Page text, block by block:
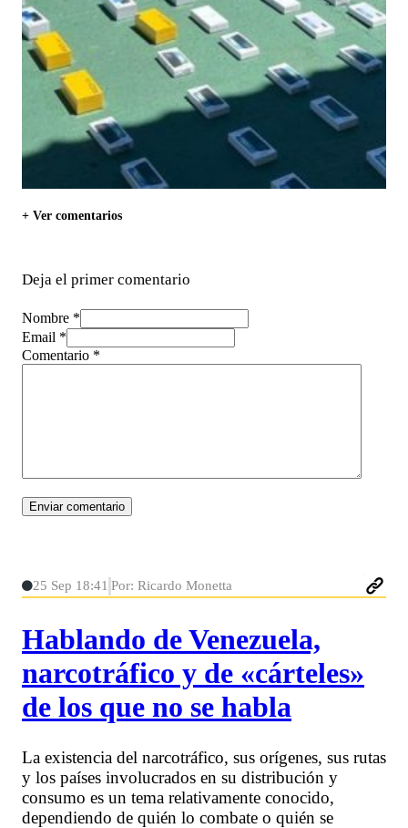
+ Ver comentarios
Deja el primer comentario
Nombre *
Email *
Comentario *
25 Sep 18:41 Por: Ricardo Monetta
Hablando de Venezuela,
narcotráfico y de «cárteles»
de los que no se habla
La existencia del narcotráfico, sus orígenes, sus rutas
y los países involucrados en su distribución y
consumo es un tema relativamente conocido,
dependiendo de quién lo combate o quién se